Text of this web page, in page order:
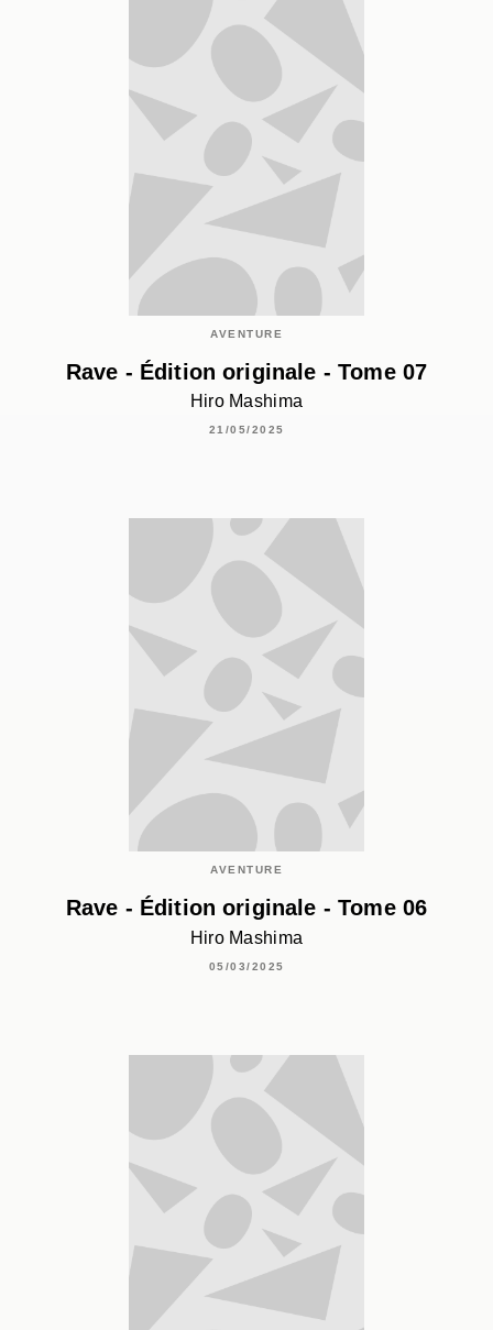
AVENTURE
Rave - Édition originale - Tome 07
Hiro Mashima
21/05/2025
AVENTURE
Rave - Édition originale - Tome 06
Hiro Mashima
05/03/2025